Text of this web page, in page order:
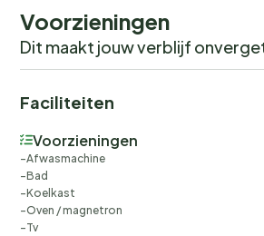
Voorzieningen
Dit maakt jouw verblijf
Faciliteiten
Voorzieningen
Afwasmachine
Bad
Koelkast
Oven / magnetron
Tv